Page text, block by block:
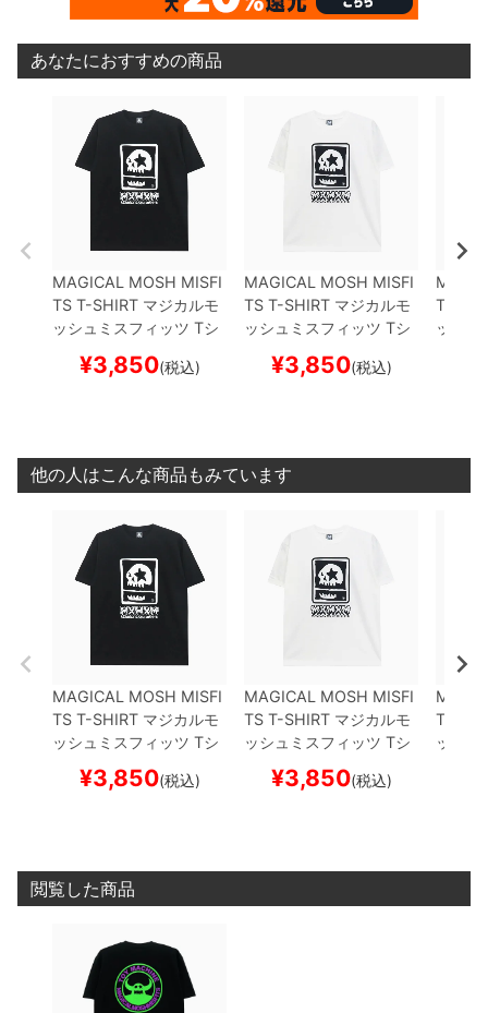
あなたにおすすめの商品
MAGICAL MOSH MISFI
TS T-SHIRT マジカルモ
ッシュミスフィッツ Tシ
ケートボード スケボー
¥3,850(税込)
MAGICAL MOSH MISFI
TS T-SHIRT マジカルモ
ッシュミスフィッツ Tシ
ケートボード スケボー
¥3,850(税込)
TS T-
ッシュ
他の人はこんな商品もみています
MAGICAL MOSH MISFI
TS T-SHIRT マジカルモ
ッシュミスフィッツ Tシ
ャツMxMxM BLACK
ケートボード スケボー
¥3,850(税込)
MAGICAL MOSH MISFI
TS T-SHIRT マジカルモ
ッシュミスフィッツ Tシ
ャツMxMxM WHITE
ケートボード スケボー
¥3,850(税込)
TS T-
ッシュ
閲覧した商品